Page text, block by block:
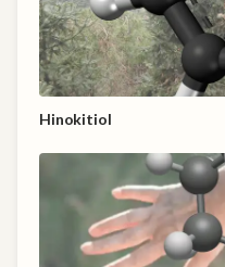
Hinokitiol